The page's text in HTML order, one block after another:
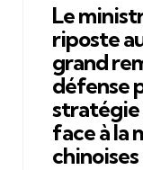
Le
riposte
grand
défense
stratégie
face à la
chinoises